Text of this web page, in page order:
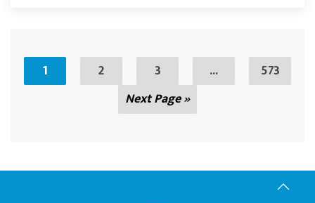
1 2 3 ...
573
Next Page »